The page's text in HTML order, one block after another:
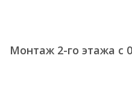
Монтаж 2-го этажа с